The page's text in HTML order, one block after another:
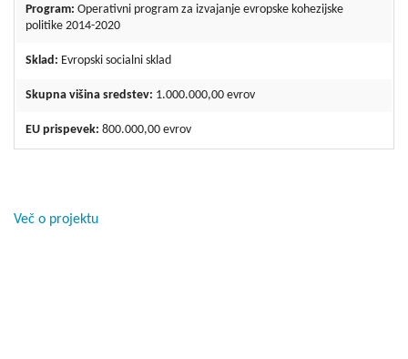
Program: Operativni program za izvajanje evropske kohezijske
politike 2014-2020
Sklad: Evropski socialni sklad
Skupna višina sredstev: 1.000.000,00 evrov
EU prispevek: 800.000,00 evrov
Več o projektu